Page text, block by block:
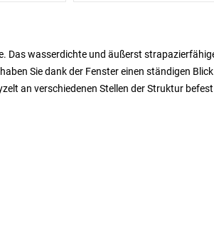
Das wasserdichte und äußerst
Sie dank der Fenster einen ständigen
an verschiedenen Stellen der Struktur